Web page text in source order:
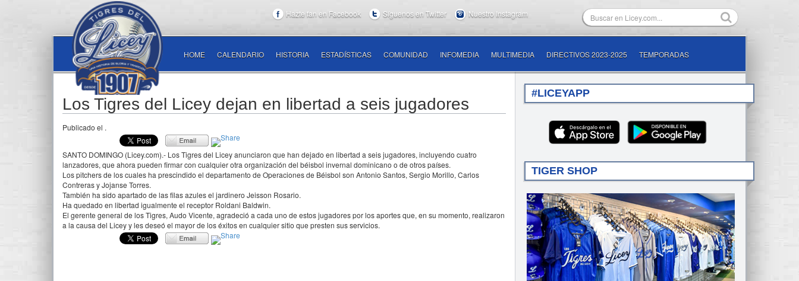
Hazte fan en Facebook Síguenos en Twitter Nuestro Instagram
HOME CALENDARIO HISTORIA ESTADÍSTICAS COMUNIDAD INFOMEDIA MULTIMEDIA DIRECTIVOS 2023-2025 TEMPORADAS
Los Tigres del Licey dejan en libertad a seis jugadores
Publicado el .
SANTO DOMINGO (Licey.com).- Los Tigres del Licey anunciaron que han dejado en libertad a seis jugadores, incluyendo cuatro
lanzadores, que ahora pueden firmar con cualquier otra organización del béisbol invernal dominicano o de otros países.
Los pitchers de los cuales ha prescindido el departamento de Operaciones de Béisbol son Antonio Santos, Sergio Morillo, Carlos
Contreras y Jojanse Torres.
También ha sido apartado de las filas azules el jardinero Jeisson Rosario.
Ha quedado en libertad igualmente el receptor Roldani Baldwin.
El gerente general de los Tigres, Audo Vicente, agradeció a cada uno de estos jugadores por los aportes que, en su momento, realizaron
a la causa del Licey y les deseó el mayor de los éxitos en cualquier sitio que presten sus servicios.
#LICEYAPP
TIGER SHOP